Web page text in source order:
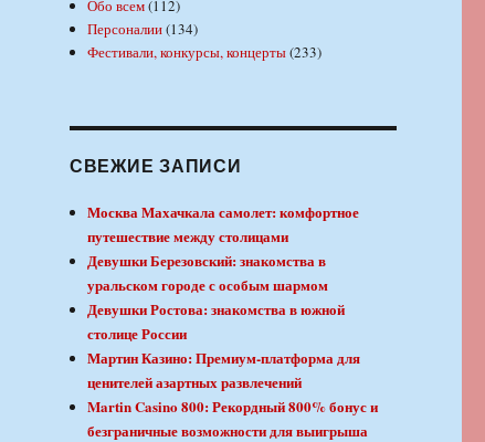
Обо всем(112)
Персоналии(134)
Фестивали, конкурсы, концерты(233)
СВЕЖИЕ ЗАПИСИ
Москва Махачкала самолет: комфортное
путешествие между столицами
Девушки Березовский: знакомства в
уральском городе с особым шармом
Девушки Ростова: знакомства в южной
столице России
Мартин Казино: Премиум-платформа для
ценителей азартных развлечений
Martin Casino 800: Рекордный 800% бонус и
безграничные возможности для выигрыша